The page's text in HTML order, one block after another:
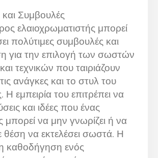
Συμβουλές
ελαιοχρωματιστής μπορεί
πολύτιμες συμβουλές και
για την επιλογή των σωστών
τεχνικών που ταιριάζουν
ανάγκες και το στυλ του
Η εμπειρία του επιτρέπει να
και ιδέες που ένας
μπορεί να μην γνωρίζει ή να
θέση να εκτελέσει σωστά. Η
καθοδήγηση ενός